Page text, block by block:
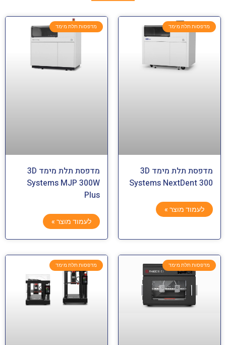
מדפסות תלת מימד
מדפסת תלת מימד 3D
Systems NextDent 300
לעמוד מוצר »
מדפסות תלת מימד
מדפסת תלת מימד 3D
Systems MJP 300W
Plus
לעמוד מוצר »
מדפסות תלת מימד מדפסות תלת מימד